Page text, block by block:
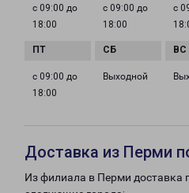
с 09:00 до
18:00
с 09:00 до
18:00
с
с 09:00 до
18:00
Выходной
Доставка из Перми
Из филиала в Перми доставка